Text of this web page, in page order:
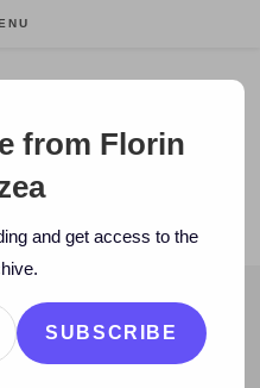
CEO MOCAPP.
Cicloteque
from Florin
and get access to the
SUBSCRIBE